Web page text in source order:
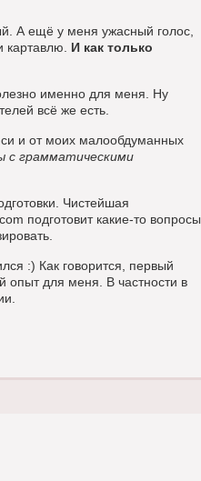
А ещё у меня ужасный голос,
И как только
именно для меня. Ну
всё же есть.
и от моих малообдуманных
с грамматическими
Чистейшая
подготовит какие-то вопросы
:) Как говорится, первый
опыт для меня. В частности в